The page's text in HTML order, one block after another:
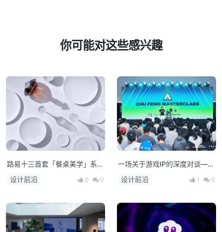
你可能对这些感兴趣
路易十三首套「餐桌美学」系列
正式揭晓
设计前沿 0 0
一场关于游戏IP的深度对谈——
朱峰大师课·次世代预研会在上
海举办
设计前沿 1 0